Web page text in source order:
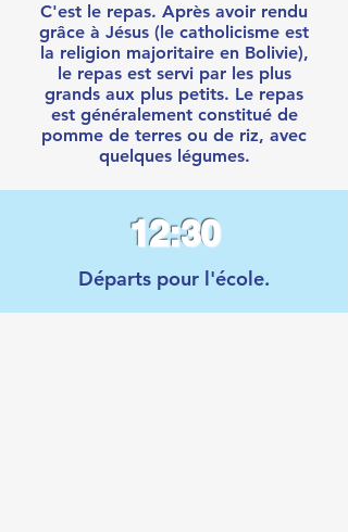
C'est le repas. Après avoir rendu
grâce à Jésus (le catholicisme est
la religion majoritaire en Bolivie),
le repas est servi par les plus
grands aux plus petits. Le repas
est généralement constitué de
pomme de terres ou de riz, avec
quelques légumes.
12:30
Départs pour l'école.